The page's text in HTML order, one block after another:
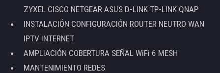
ZYXEL CISCO NETGEAR ASUS D-LINK TP-LINK QNAP
INSTALACIÓN CONFIGURACIÓN ROUTER NEUTRO WAN
IPTV INTERNET
AMPLIACIÓN COBERTURA SEÑAL WiFi 6 MESH
MANTENIMIENTO REDES